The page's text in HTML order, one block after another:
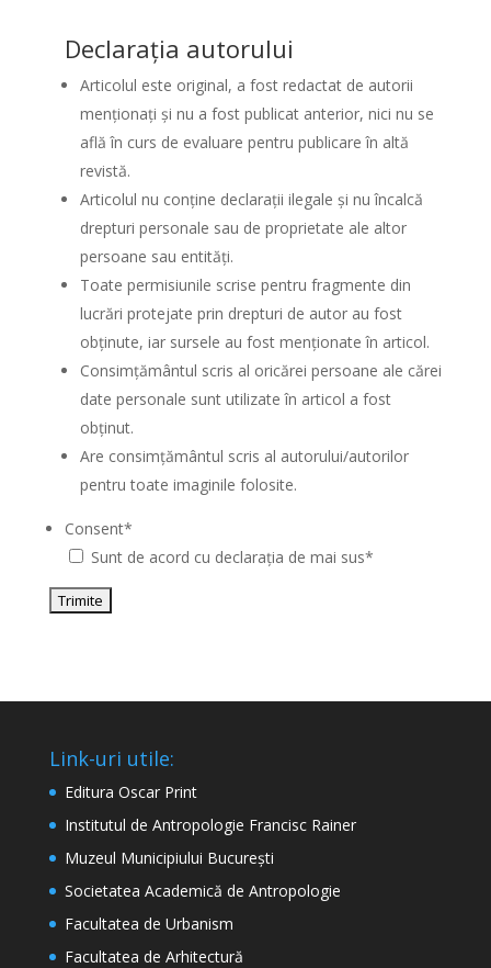
Declarația autorului
Articolul este original, a fost redactat de autorii
menționați și nu a fost publicat anterior, nici nu se
află în curs de evaluare pentru publicare în altă
revistă.
Articolul nu conține declarații ilegale și nu încalcă
drepturi personale sau de proprietate ale altor
persoane sau entități.
Toate permisiunile scrise pentru fragmente din
lucrări protejate prin drepturi de autor au fost
obținute, iar sursele au fost menționate în articol.
Consimțământul scris al oricărei persoane ale cărei
date personale sunt utilizate în articol a fost
obținut.
Are consimțământul scris al autorului/autorilor
pentru toate imaginile folosite.
Consent*
Sunt de acord cu declarația de mai sus*
Link-uri utile:
Editura Oscar Print
Institutul de Antropologie Francisc Rainer
Muzeul Municipiului București
Societatea Academică de Antropologie
Facultatea de Urbanism
Facultatea de Arhitectură